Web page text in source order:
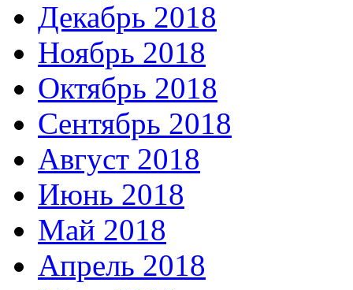
Декабрь 2018
Ноябрь 2018
Октябрь 2018
Сентябрь 2018
Август 2018
Июнь 2018
Май 2018
Апрель 2018